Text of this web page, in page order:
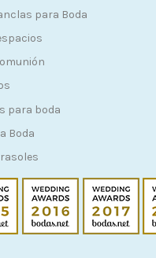
para Boda
para boda
Boda